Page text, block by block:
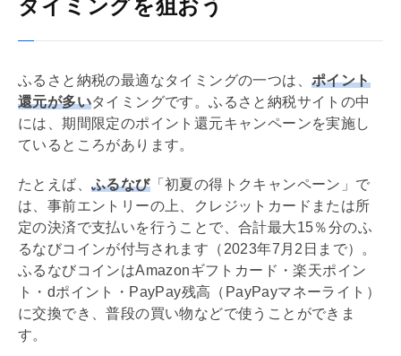
タイミングを狙おう
ふるさと納税の最適なタイミングの一つは、 ポイント
還元が多いタイミングです。ふるさと納税サイトの中
には、期間限定のポイント還元キャンペーンを実施し
ているところがあります。
たとえば、 ふるなび「初夏の得トクキャンペーン」で
は、事前エントリーの上、クレジットカードまたは所
定の決済で支払いを行うことで、合計最大15％分のふ
るなびコインが付与されます（2023年7月2日まで）。
ふるなびコインはAmazonギフトカード・楽天ポイン
ト・dポイント・PayPay残高（PayPayマネーライト）
に交換でき、普段の買い物などで使うことができま
す。